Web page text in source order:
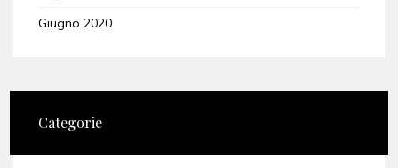
Giugno 2020
Categorie